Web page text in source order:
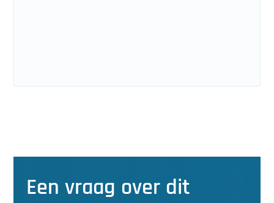
Een vraag over dit